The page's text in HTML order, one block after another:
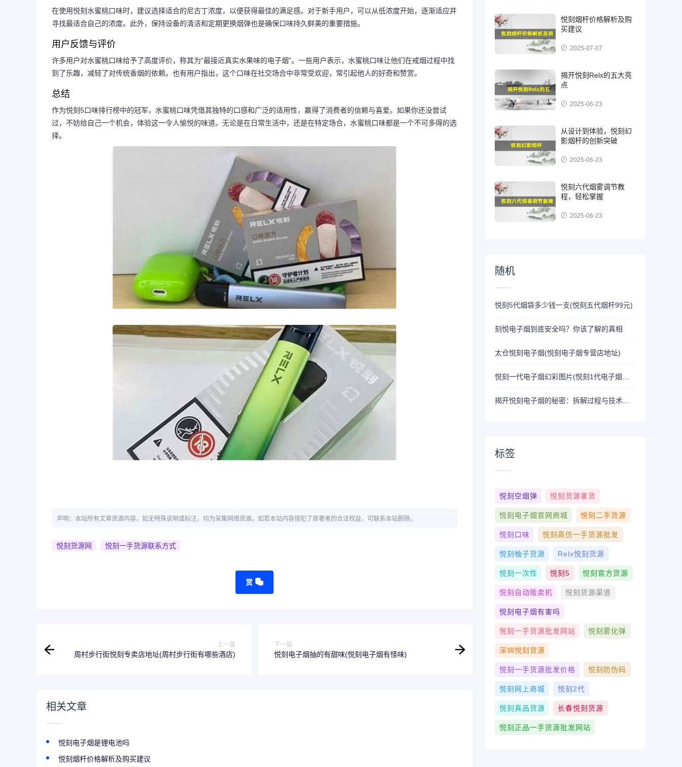
在使用悦刻水蜜桃口味时，建议选择适合的尼古丁浓度，以便获得最佳的满足感。对于新手用户，可以从低浓度开始，逐渐适应并
寻找最适合自己的浓度。此外，保持设备的清洁和定期更换烟弹也是确保口味持久鲜美的重要措施。
用户反馈与评价
许多用户对水蜜桃口味给予了高度评价，称其为“最接近真实水果味的电子烟”。一些用户表示，水蜜桃口味让他们在戒烟过程中找
到了乐趣，减轻了对传统香烟的依赖。也有用户指出，这个口味在社交场合中非常受欢迎，常引起他人的好奇和赞赏。
总结
作为悦刻5口味排行榜中的冠军，水蜜桃口味凭借其独特的口感和广泛的适用性，赢得了消费者的信赖与喜爱。如果你还没尝试
过，不妨给自己一个机会，体验这一令人愉悦的味道。无论是在日常生活中，还是在特定场合，水蜜桃口味都是一个不可多得的选
择。
声明：本站所有文章资源内容，如无特殊说明或标注，均为采集网络资源。如若本站内容侵犯了原著者的合法权益，可联系本站删除。
悦刻货源网 悦刻一手货源联系方式
赏
上一篇
周村步行街悦刻专卖店地址(周村步行街有哪些酒店)
下一篇
悦刻电子烟抽的有甜味(悦刻电子烟有怪味)
相关文章
悦刻电子烟是锂电池吗
悦刻烟杆价格解析及购买建议
悦刻烟杆价格解析及购
买建议
2025-07-07
揭开悦刻Relx的五大亮
点
2025-06-23
从设计到体验，悦刻幻
影烟杆的创新突破
2025-06-23
悦刻六代烟雾调节教
程，轻松掌握
2025-06-23
随机
悦刻5代烟袋多少钱一支(悦刻五代烟杆99元)
刻悦电子烟到底安全吗？你该了解的真相
太仓悦刻电子烟(悦刻电子烟专营店地址)
标签
悦刻空烟弹 悦刻货源拿货
悦刻电子烟官网商城 悦刻二手货源
悦刻口味 悦刻高仿一手货源批发
悦刻柚子货源 Relx悦刻货源
悦刻一次性 悦刻5 悦刻官方货源
悦刻自动贩卖机 悦刻货源渠道
悦刻电子烟有害吗
悦刻一手货源批发网站 悦刻雾化弹
深圳悦刻货源
悦刻一手货源批发价格 悦刻防伪码
悦刻网上商城 悦刻2代
悦刻真品货源 长春悦刻货源
悦刻正品一手货源批发网站